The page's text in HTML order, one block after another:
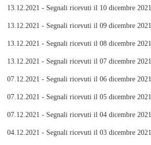
13.12.2021 - Segnali ricevuti il 10 dicembre 2021
13.12.2021 - Segnali ricevuti il 09 dicembre 2021
13.12.2021 - Segnali ricevuti il 08 dicembre 2021
13.12.2021 - Segnali ricevuti il 07 dicembre 2021
07.12.2021 - Segnali ricevuti il 06 dicembre 2021
07.12.2021 - Segnali ricevuti il 05 dicembre 2021
07.12.2021 - Segnali ricevuti il 04 dicembre 2021
04.12.2021 - Segnali ricevuti il 03 dicembre 2021